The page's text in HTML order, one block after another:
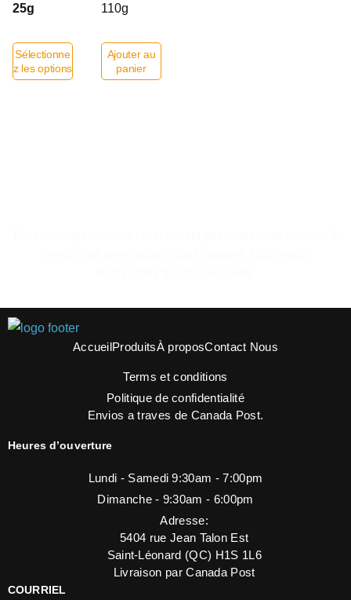
25g
Sélectionne
z les options
110g
Ajouter au
panier
AccueilProduitsÀ proposContact Nous
Terms et conditions
Politique de confidentialité
Envios a traves de Canada Post.
Heures d’ouverture
Lundi - Samedi 9:30am - 7:00pm
Dimanche - 9:30am - 6:00pm
Adresse:
5404 rue Jean Talon Est
Saint-Léonard (QC) H1S 1L6
Livraison par Canada Post
COURRIEL